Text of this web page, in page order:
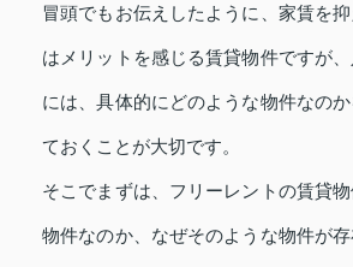
冒頭でもお伝えしたように、家賃を
はメリットを感じる賃貸物件ですが
には、具体的にどのような物件なの
ておくことが大切です。
そこでまずは、フリーレントの賃貸
物件なのか、なぜそのような物件が